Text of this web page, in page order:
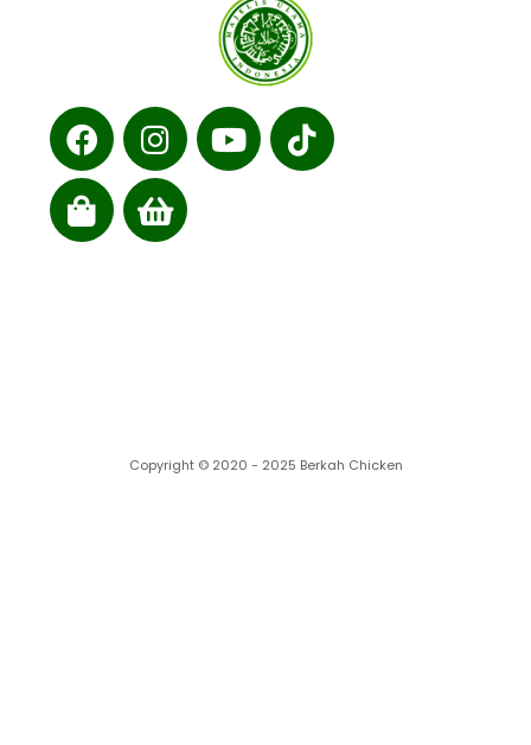
Copyright © 2020 - 2025 Berkah Chicken